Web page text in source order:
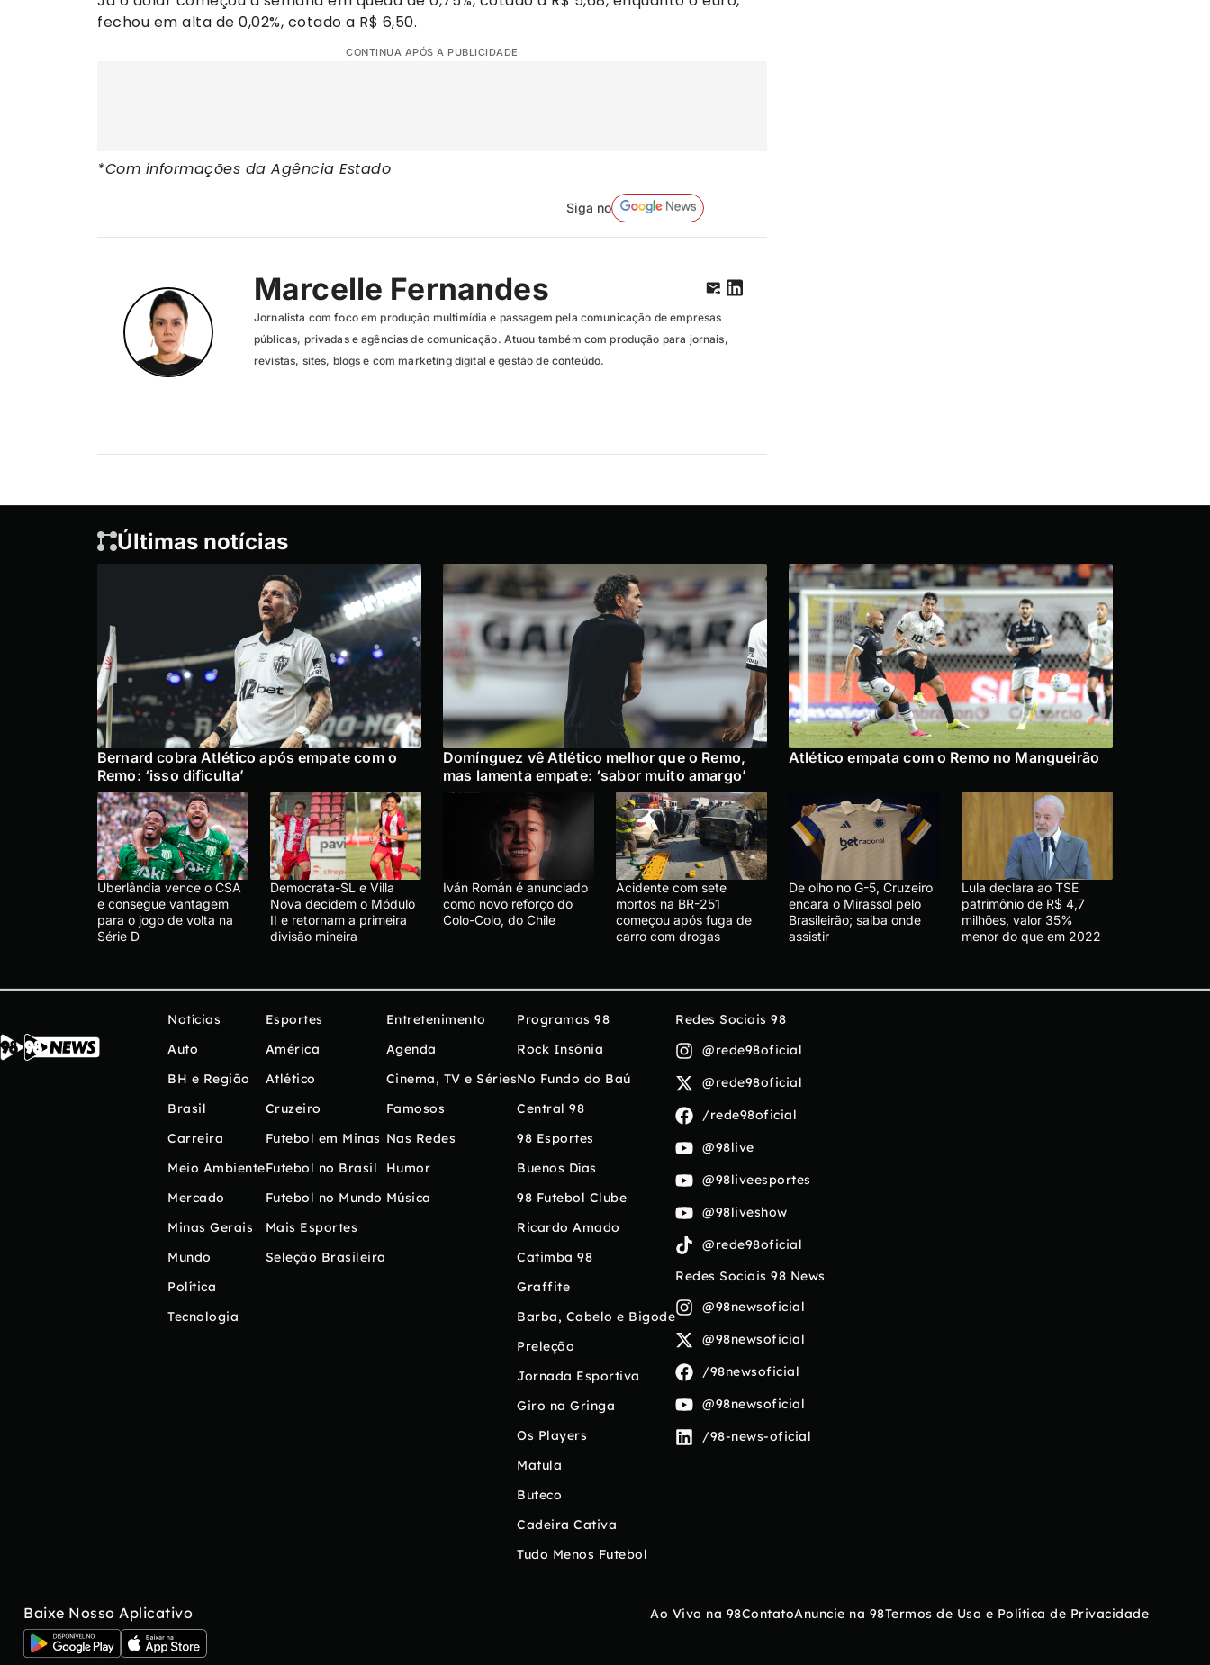
fechou em alta de 0,02%, cotado a R$ 6,50.
CONTINUA APÓS A PUBLICIDADE
*Com informações da Agência Estado
Siga no
Marcelle Fernandes
Jornalista com foco em produção multimídia e passagem pela comunicação de empresas
públicas, privadas e agências de comunicação. Atuou também com produção para jornais,
revistas, sites, blogs e com marketing digital e gestão de conteúdo.
Últimas notícias
Bernard cobra Atlético após empate com o
Remo: ‘isso dificulta’
Domínguez vê Atlético melhor que o Remo,
mas lamenta empate: ‘sabor muito amargo’
Atlético empata com o Remo no Mangueirão
Uberlândia vence o CSA
e consegue vantagem
para o jogo de volta na
Série D
Democrata-SL e Villa
Nova decidem o Módulo
II e retornam a primeira
divisão mineira
Iván Román é anunciado
como novo reforço do
Colo-Colo, do Chile
Acidente com sete
mortos na BR-251
começou após fuga de
carro com drogas
De olho no G-5, Cruzeiro
encara o Mirassol pelo
Brasileirão; saiba onde
assistir
Lula declara ao TSE
patrimônio de R$ 4,7
milhões, valor 35%
menor do que em 2022
Notícias
Auto
BH e Região
Brasil
Carreira
Meio Ambiente
Mercado
Minas Gerais
Mundo
Política
Tecnologia
Esportes
América
Atlético
Cruzeiro
Futebol em Minas
Futebol no Brasil
Futebol no Mundo
Mais Esportes
Seleção Brasileira
Entretenimento
Agenda
Cinema, TV e Séries
Famosos
Nas Redes
Humor
Música
Programas 98
Rock Insônia
No Fundo do Baú
Central 98
98 Esportes
Buenos Días
98 Futebol Clube
Ricardo Amado
Catimba 98
Graffite
Barba, Cabelo e Bigode
Preleção
Jornada Esportiva
Giro na Gringa
Os Players
Matula
Buteco
Cadeira Cativa
Tudo Menos Futebol
Redes Sociais 98
@rede98oficial
@rede98oficial
/rede98oficial
@98live
@98liveesportes
@98liveshow
@rede98oficial
Redes Sociais 98 News
@98newsoficial
@98newsoficial
/98newsoficial
@98newsoficial
/98-news-oficial
Baixe Nosso Aplicativo Ao Vivo na 98ContatoAnuncie na 98Termos de Uso e Política de Privacidade